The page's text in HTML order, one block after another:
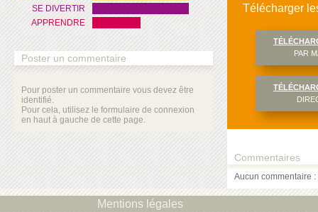
SE DIVERTIR
APPRENDRE
Poster un commentaire
Pour poster un commentaire vous devez être
identifié.
Pour cela, utilisez le formulaire de connexion
en haut à gauche de cette page.
Télécharger
PAR
Commentaires
Aucun commentaire
Mentions légales